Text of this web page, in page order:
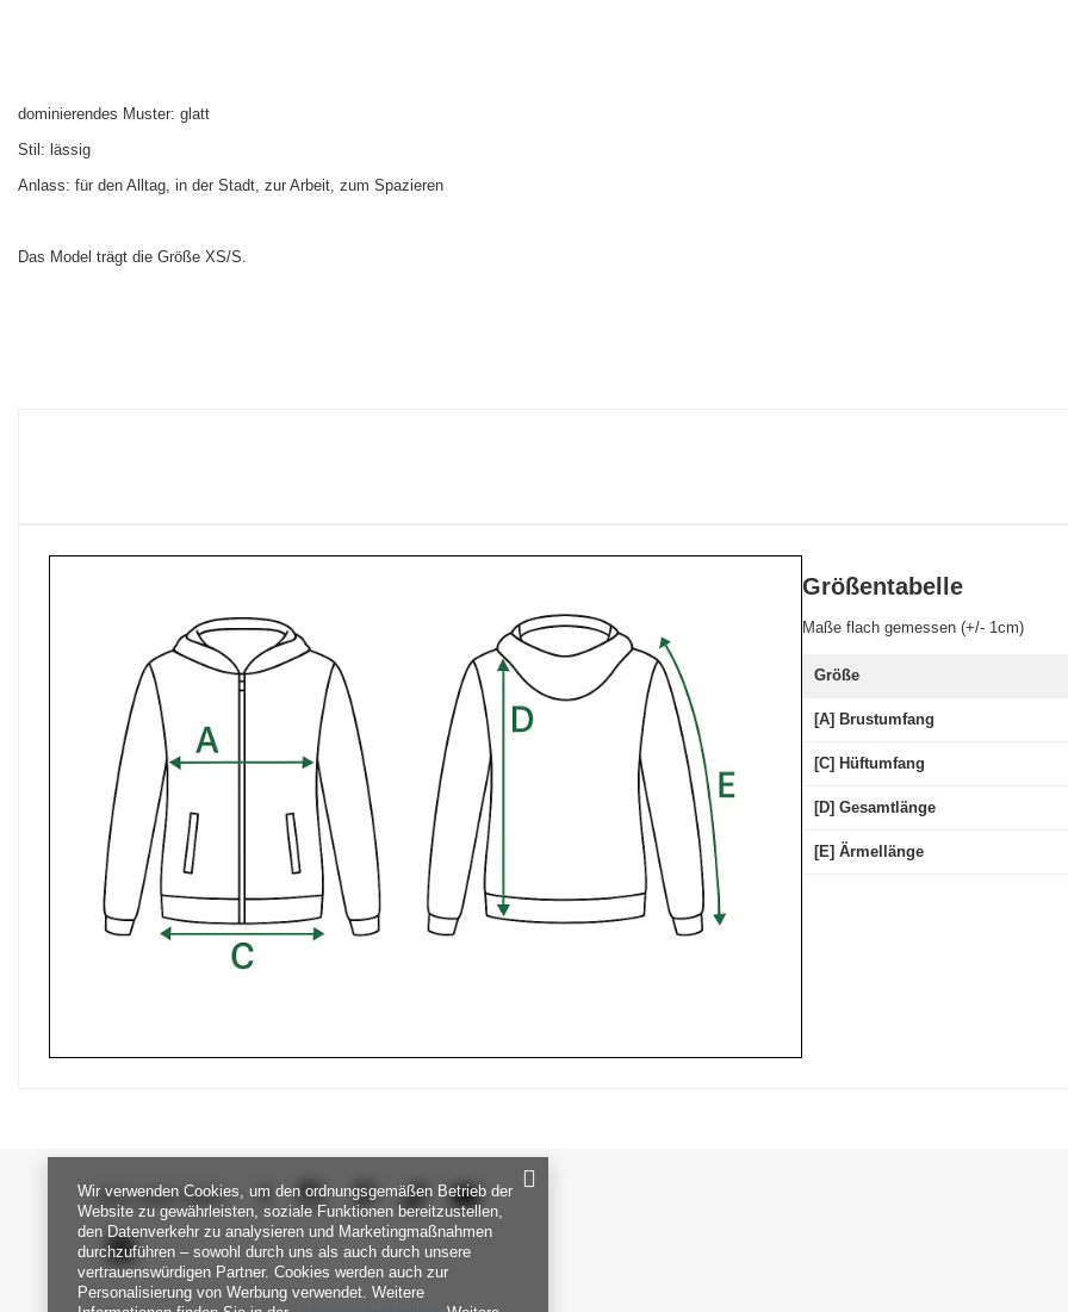
dominierendes Muster: glatt
Stil: lässig
Anlass: für den Alltag, in der Stadt, zur Arbeit, zum Spazieren
Das Model trägt die Größe XS/S.
Größentabelle
Maße flach gemessen (+/- 1cm)
Größe
[A] Brustumfang
[C] Hüftumfang
[D] Gesamtlänge
[E] Ärmellänge
SEI UNS NAH
Wir verwenden Cookies, um den ordnungsgemäßen Betrieb der
Website zu gewährleisten, soziale Funktionen bereitzustellen,
den Datenverkehr zu analysieren und Marketingmaßnahmen
durchzuführen – sowohl durch uns als auch durch unsere
vertrauenswürdigen Partner. Cookies werden auch zur
Personalisierung von Werbung verwendet. Weitere